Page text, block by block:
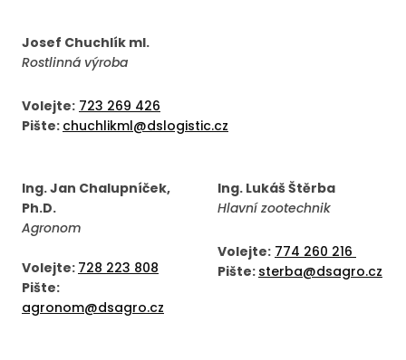
Josef Chuchlík ml.
Rostlinná výroba
Volejte: 723 269 426
Pište: chuchlikml@dslogistic.cz
Ing. Jan Chalupníček,
Ph.D.
Agronom
Volejte: 728 223 808
Pište:
agronom@dsagro.cz
Ing. Lukáš Štěrba
Hlavní zootechnik
Volejte: 774 260 216
Pište: sterba@dsagro.cz